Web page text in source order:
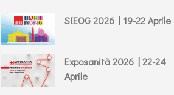
SIEOG 2026 | 19-22 Aprile
Exposanità 2026 | 22-24
Aprile